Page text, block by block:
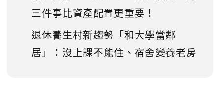
三件事比資產配置更重要！
退休養生村新趨勢「和大學當鄰
居」：沒上課不能住、宿舍變養老房